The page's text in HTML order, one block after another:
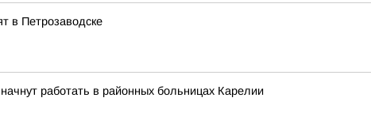
в Петрозаводске
работать в районных больницах Карелии